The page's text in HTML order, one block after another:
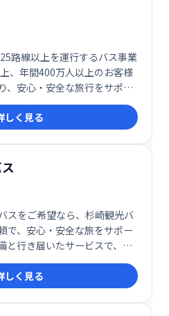
路線以上を運行するバス事業
、年間400万人以上のお客様
、安心・安全な旅行をサポー
をはじめとする多彩な路
します。
しく見る
スをご希望なら、杉崎観光バ
で、安心・安全な旅をサポー
と行き届いたサービスで、目
いただけます。旅行の計画は
ださい。
しく見る